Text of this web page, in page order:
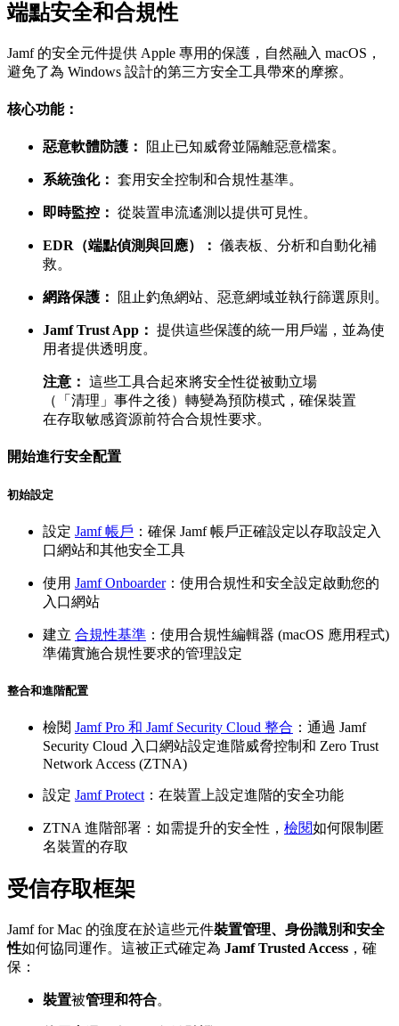
端點安全和合規性
Jamf 的安全元件提供 Apple 專用的保護，自然融入 macOS，
避免了為 Windows 設計的第三方安全工具帶來的摩擦。
核心功能：
惡意軟體防護： 阻止已知威脅並隔離惡意檔案。
系統強化： 套用安全控制和合規性基準。
即時監控： 從裝置串流遙測以提供可見性。
EDR（端點偵測與回應）： 儀表板、分析和自動化補
救。
網路保護： 阻止釣魚網站、惡意網域並執行篩選原則。
Jamf Trust App： 提供這些保護的統一用戶端，並為使
用者提供透明度。
注意： 這些工具合起來將安全性從被動立場
（「清理」事件之後）轉變為預防模式，確保裝置
在存取敏感資源前符合合規性要求。
開始進行安全配置
初始設定
設定 Jamf 帳戶 ：確保 Jamf 帳戶正確設定以存取設定入
口網站和其他安全工具
使用 Jamf Onboarder：使用合規性和安全設定啟動您的
入口網站
建立 合規性基準 ：使用合規性編輯器 (macOS 應用程式)
準備實施合規性要求的管理設定
整合和進階配置
檢閱 Jamf Pro 和 Jamf Security Cloud 整合 ：通過 Jamf
Security Cloud 入口網站設定進階威脅控制和 Zero Trust
Network Access (ZTNA)
設定 Jamf Protect ：在裝置上設定進階的安全功能
ZTNA 進階部署：如需提升的安全性， 檢閱如何限制匿
名裝置的存取
受信存取框架
Jamf for Mac 的強度在於這些元件裝置管理、身份識別和安全
性如何協同運作。這被正式確定為 Jamf Trusted Access ，確
保：
裝置被管理和符合。